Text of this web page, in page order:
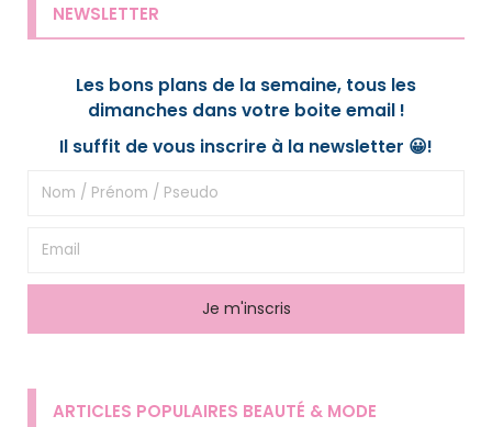
NEWSLETTER
Les bons plans de la semaine, tous les
dimanches dans votre boite email !
Il suffit de vous inscrire à la newsletter 😀!
ARTICLES POPULAIRES BEAUTÉ & MODE